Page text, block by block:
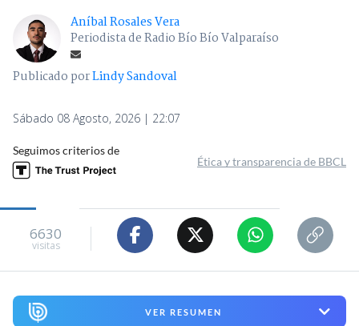
Aníbal Rosales Vera
Periodista de Radio Bío Bío Valparaíso
Publicado porLindy Sandoval
Sábado 08 Agosto, 2026 | 22:07
Seguimos criterios de
Ética y transparencia de BBCL
6630
visitas
VER RESUMEN